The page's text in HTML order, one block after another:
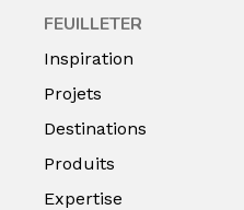
FEUILLETER
Inspiration
Projets
Destinations
Produits
Expertise